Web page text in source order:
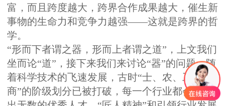
富，而且跨度越大，跨界合作成果越大，催生新
事物的生命力和竞争力越强——这就是跨界的哲
学。
“形而下者谓之器，形而上者谓之道”，上文我们
坐而论“道”，接下来我们来讨论“器”的问题。随
着科学技术的飞速发展，古时“士、农、工、
商”的阶级划分已被打破，每一个行业都会涌现